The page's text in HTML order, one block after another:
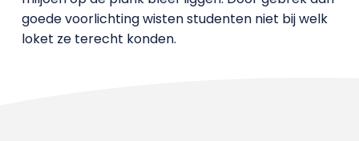
goede voorlichting wisten studenten niet bij welk
loket ze terecht konden.